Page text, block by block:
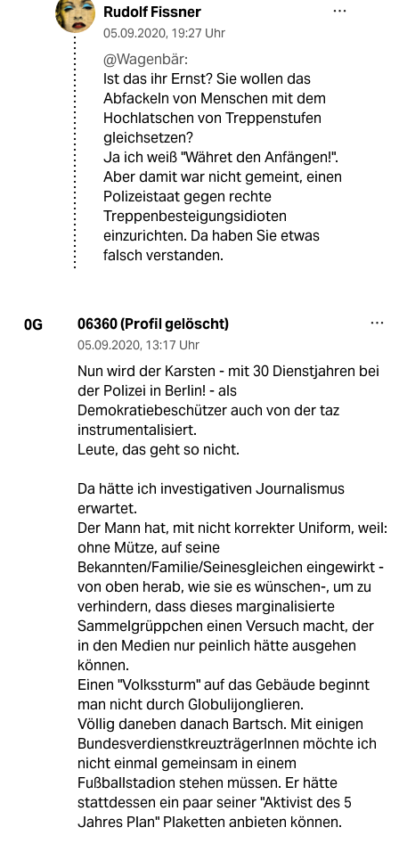
Rudolf Fissner
05.09.2020, 19:27 Uhr
@Wagenbär:
Ist das ihr Ernst? Sie wollen das
Abfackeln von Menschen mit dem
Hochlatschen von Treppenstufen
gleichsetzen?
Ja ich weiß "Währet den Anfängen!".
Aber damit war nicht gemeint, einen
Polizeistaat gegen rechte
Treppenbesteigungsidioten
einzurichten. Da haben Sie etwas
falsch verstanden.
0G 06360 (Profil gelöscht)
05.09.2020, 13:17 Uhr
Nun wird der Karsten - mit 30 Dienstjahren bei
der Polizei in Berlin! - als
Demokratiebeschützer auch von der taz
instrumentalisiert.
Leute, das geht so nicht.
Da hätte ich investigativen Journalismus
erwartet.
Der Mann hat, mit nicht korrekter Uniform, weil:
ohne Mütze, auf seine
Bekannten/Familie/Seinesgleichen eingewirkt -
von oben herab, wie sie es wünschen-, um zu
verhindern, dass dieses marginalisierte
Sammelgrüppchen einen Versuch macht, der
in den Medien nur peinlich hätte ausgehen
können.
Einen "Volkssturm" auf das Gebäude beginnt
man nicht durch Globulijonglieren.
Völlig daneben danach Bartsch. Mit einigen
BundesverdienstkreuzträgerInnen möchte ich
nicht einmal gemeinsam in einem
Fußballstadion stehen müssen. Er hätte
stattdessen ein paar seiner "Aktivist des 5
Jahres Plan" Plaketten anbieten können.